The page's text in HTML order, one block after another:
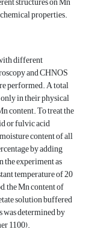
properties.
different
and CHNOS
performed. A total
in their physical
content. To treat the
or fulvic acid
content of all
by adding
experiment as
temperature of 20
the Mn content of
solution buffered
determined by
1100).